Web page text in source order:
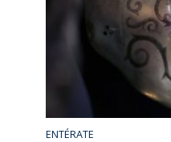
ENTÉRATE